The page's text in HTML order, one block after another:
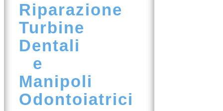
Riparazione
Turbine
Dentali
e
Manipoli
Odontoiatrici